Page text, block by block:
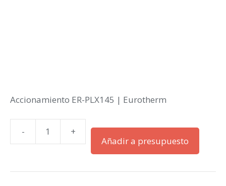
Accionamiento ER-PLX145 | Eurotherm
-
Accionamiento
ER-
|
+
Añadir a presupuesto